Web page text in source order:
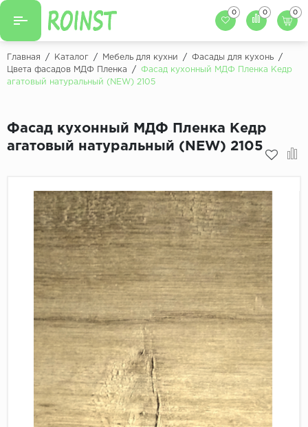
Назад
Кухни на заказ
Назад
Столешницы для
Кухонный фартук
Декоры столешниц
Декоры ЛДСП для мебели
Декоры обоев под мебель
0 0 0
Главная / Каталог / Мебель для кухни / Фасады для кухонь
/
Цвета фасадов МДФ Пленка
/
Фасад кухонный МДФ Пленка Кедр
агатовый натуральный (NEW) 2105
Фасад кухонный МДФ Пленка Кедр
агатовый натуральный (NEW) 2105